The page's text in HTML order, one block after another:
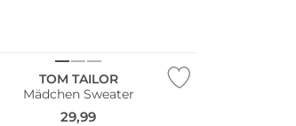
TOM TAILOR
Mädchen Sweater
29,99